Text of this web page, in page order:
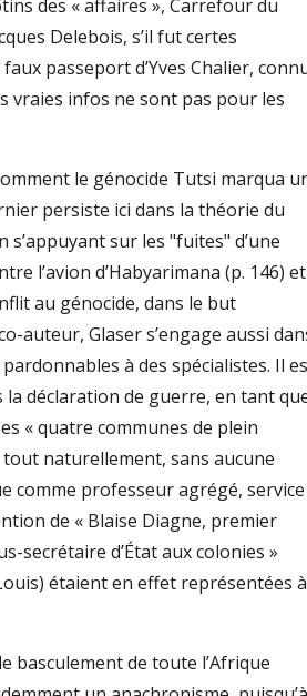
des « affaires », Carrefour du
Delebois, s’il fut certes
passeport d’Yves Chalier,
vraies infos ne sont pas pour les
le génocide Tutsi marqua
persiste ici dans la théorie du
sur les "fuites" d’une
l’avion d’Habyarimana (p. 146) et
au génocide, dans le but
auteur, Glaser s’engage aussi
à des spécialistes. Il
la déclaration de guerre, en tant
« quatre communes de plein
tout naturellement, sans aucune
comme professeur agrégé, service
de « Blaise Diagne, premier
secrétaire d’État aux colonies »
étaient en effet représentées à
basculement de toute l’Afrique